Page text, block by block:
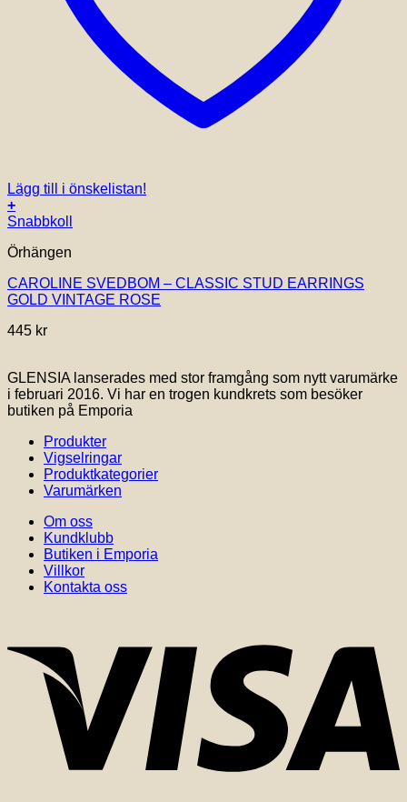
Lägg till i önskelistan!
+
Snabbkoll
Örhängen
CAROLINE SVEDBOM – CLASSIC STUD EARRINGS
GOLD VINTAGE ROSE
445 kr
GLENSIA lanserades med stor framgång som nytt varumärke
i februari 2016. Vi har en trogen kundkrets som besöker
butiken på Emporia
Produkter
Vigselringar
Produktkategorier
Varumärken
Om oss
Kundklubb
Butiken i Emporia
Villkor
Kontakta oss